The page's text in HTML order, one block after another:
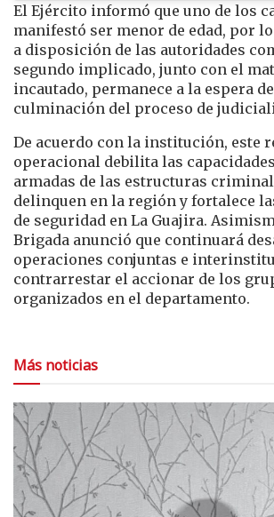
El Ejército informó que uno de los
manifestó ser menor de edad, por
a disposición de las autoridades
segundo implicado, junto con el
incautado, permanece a la espera
culminación del proceso de
De acuerdo con la institución, este
operacional debilita las
armadas de las estructuras
delinquen en la región y fortalece
de seguridad en La Guajira.
Brigada anunció que continuará
operaciones conjuntas e
contrarrestar el accionar de los
organizados en el departamento.
Más noticias